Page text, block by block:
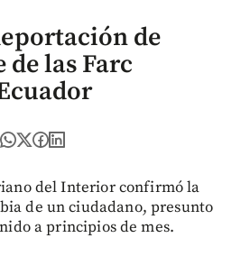
de
las Farc
del Interior confirmó la
de un ciudadano, presunto
a principios de mes.